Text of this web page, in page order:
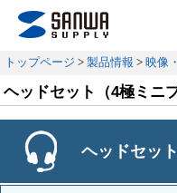
トップページ > 製品情報 > 映像
ヘッドセット（4極ミニ
ヘッドセット